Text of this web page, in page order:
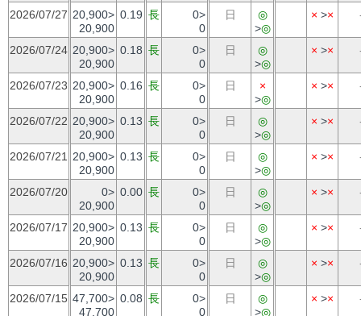
2026/07/27 20,900>
20,900
0.19 長
0>
0
日
◎
>◎
× >×
2026/07/24 20,900>
20,900
0.18 長
0>
0
日
◎
>◎
× >×
2026/07/23 20,900>
20,900
0.16 長
0>
0
日
×
>◎
× >×
2026/07/22 20,900>
20,900
0.13 長
0>
0
日
◎
>◎
× >×
2026/07/21
20,900>
20,900
0.13 長
0>
0
日
◎
>◎
× >×
2026/07/20
0>
20,900
0.00 長
0>
0
日
◎
>◎
× >×
2026/07/17 20,900>
20,900
0.13 長
0>
0
日
◎
>◎
× >×
2026/07/16 20,900>
20,900
0.13 長
0>
0
日
◎
>◎
× >×
2026/07/15 47,700>
47,700
0.08 長
0>
0
日
◎
>◎
× >×